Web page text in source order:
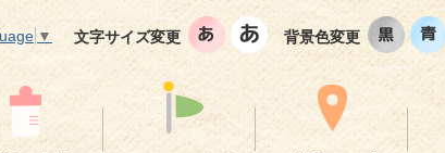
▼ 文字サイズ変更 背景色変更